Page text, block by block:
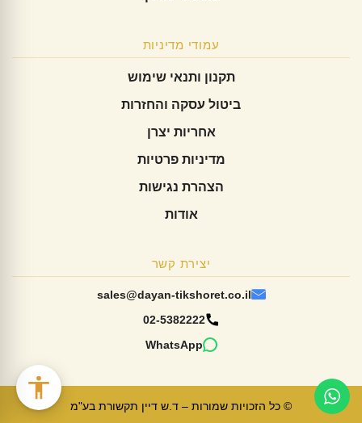
עמודי מדיניות
תקנון ותנאי שימוש
ביטול עסקה והחזרות
אחריות יצרן
מדיניות פרטיות
הצהרת נגישות
אודות
יצירת קשר
sales@dayan-tikshoret.co.il
02-5382222
WhatsApp
© כל הזכויות שמורות – ד.ש דיין תקשורת בע"מ